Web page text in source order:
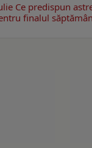
Ce predispun
finalul